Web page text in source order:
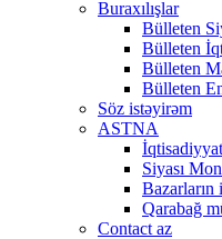
Buraxılışlar
Bülleten
Bülleten
Bülleten
Bülleten
Söz istəyirəm
ASTNA
Siyası
Bazarların
Qarabağ
Contact az